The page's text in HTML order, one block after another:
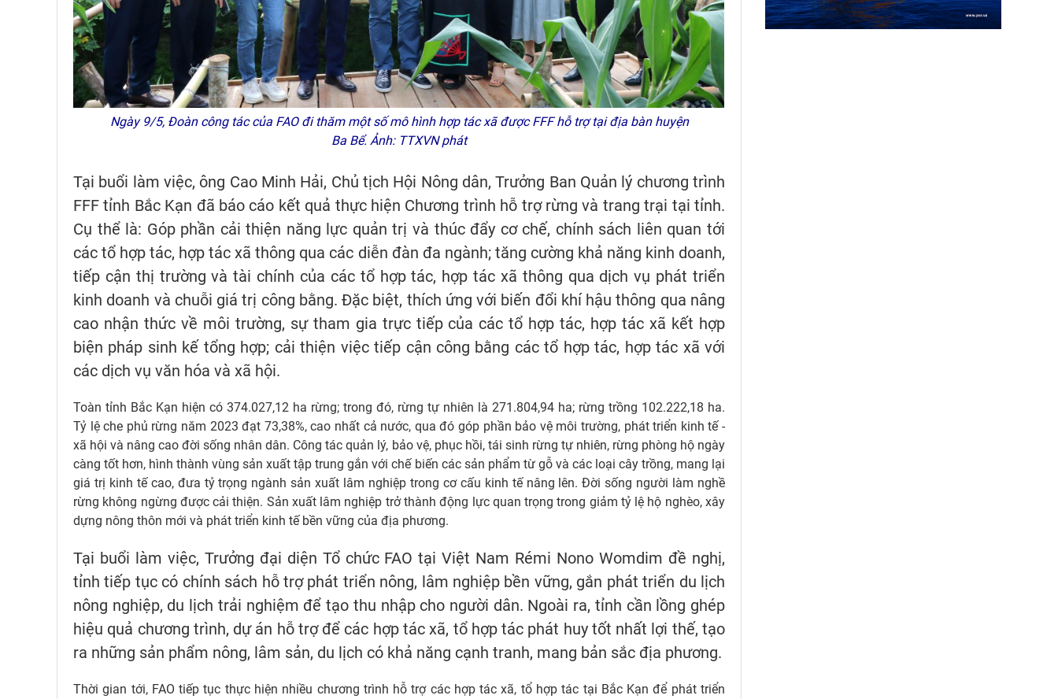
Ngày 9/5, Đoàn công tác của FAO đi thăm một số mô hình hợp tác xã được FFF hỗ trợ tại địa bàn huyện
Ba Bể. Ảnh: TTXVN phát
Tại buổi làm việc, ông Cao Minh Hải, Chủ tịch Hội Nông dân, Trưởng Ban Quản lý chương trình
FFF tỉnh Bắc Kạn đã báo cáo kết quả thực hiện Chương trình hỗ trợ rừng và trang trại tại tỉnh.
Cụ thể là: Góp phần cải thiện năng lực quản trị và thúc đẩy cơ chế, chính sách liên quan tới
các tổ hợp tác, hợp tác xã thông qua các diễn đàn đa ngành; tăng cường khả năng kinh doanh,
tiếp cận thị trường và tài chính của các tổ hợp tác, hợp tác xã thông qua dịch vụ phát triển
kinh doanh và chuỗi giá trị công bằng. Đặc biệt, thích ứng với biến đổi khí hậu thông qua nâng
cao nhận thức về môi trường, sự tham gia trực tiếp của các tổ hợp tác, hợp tác xã kết hợp
biện pháp sinh kế tổng hợp; cải thiện việc tiếp cận công bằng các tổ hợp tác, hợp tác xã với
các dịch vụ văn hóa và xã hội.
Toàn tỉnh Bắc Kạn hiện có 374.027,12 ha rừng; trong đó, rừng tự nhiên là 271.804,94 ha; rừng trồng 102.222,18 ha.
Tỷ lệ che phủ rừng năm 2023 đạt 73,38%, cao nhất cả nước, qua đó góp phần bảo vệ môi trường, phát triển kinh tế -
xã hội và nâng cao đời sống nhân dân. Công tác quản lý, bảo vệ, phục hồi, tái sinh rừng tự nhiên, rừng phòng hộ ngày
càng tốt hơn, hình thành vùng sản xuất tập trung gắn với chế biến các sản phẩm từ gỗ và các loại cây trồng, mang lại
giá trị kinh tế cao, đưa tỷ trọng ngành sản xuất lâm nghiệp trong cơ cấu kinh tế nâng lên. Đời sống người làm nghề
rừng không ngừng được cải thiện. Sản xuất lâm nghiệp trở thành động lực quan trọng trong giảm tỷ lệ hộ nghèo, xây
dựng nông thôn mới và phát triển kinh tế bền vững của địa phương.
Tại buổi làm việc, Trưởng đại diện Tổ chức FAO tại Việt Nam Rémi Nono Womdim đề nghị,
tỉnh tiếp tục có chính sách hỗ trợ phát triển nông, lâm nghiệp bền vững, gắn phát triển du lịch
nông nghiệp, du lịch trải nghiệm để tạo thu nhập cho người dân. Ngoài ra, tỉnh cần lồng ghép
hiệu quả chương trình, dự án hỗ trợ để các hợp tác xã, tổ hợp tác phát huy tốt nhất lợi thế, tạo
ra những sản phẩm nông, lâm sản, du lịch có khả năng cạnh tranh, mang bản sắc địa phương.
Thời gian tới, FAO tiếp tục thực hiện nhiều chương trình hỗ trợ các hợp tác xã, tổ hợp tác tại Bắc Kạn để phát triển